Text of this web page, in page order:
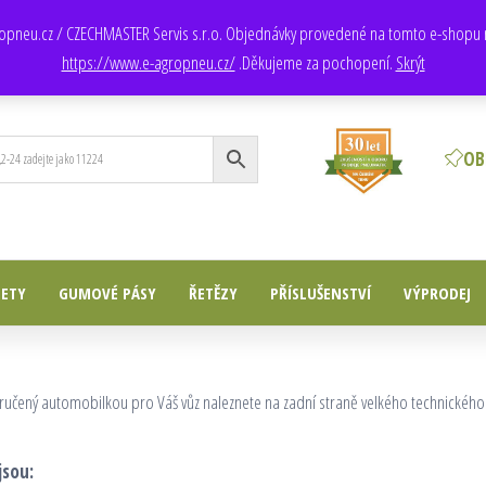
/ CZECHMASTER Servis s.r.o. Objednávky provedené na tomto e-
https://www.e-agropneu.cz/.Děkujeme za pochopení. Skrýt
GUMOVÉ PÁSY ŘETĚZY PŘÍSLUŠENSTVÍ VÝPRODEJ
automobilkou pro Váš vůz naleznete na zadní straně velkého